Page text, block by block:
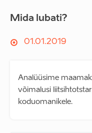
Mida lubati?
01.01.2019
Analüüsime
võimalusi
koduomanikele.